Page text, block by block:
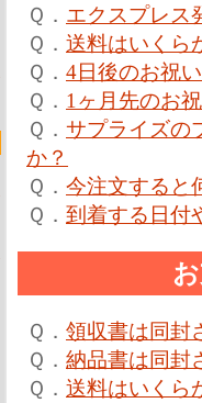
Ｑ． エクスプレス
Ｑ． 送料はいくら
Ｑ． 4日後のお祝
Ｑ． 1ヶ月先のお
Ｑ． サプライズの
か？
Ｑ． 今注文すると
Ｑ． 到着する日付
Ｑ． 領収書は同封
Ｑ． 納品書は同封
Ｑ． 送料はいくら